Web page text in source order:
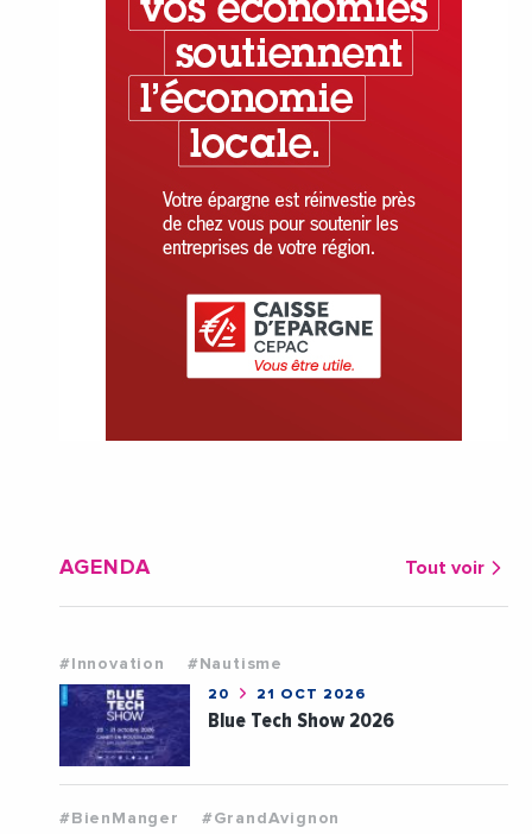
AGENDA Tout voir
#Innovation #Nautisme
20 21 OCT 2026
Blue Tech Show 2026
#BienManger #GrandAvignon